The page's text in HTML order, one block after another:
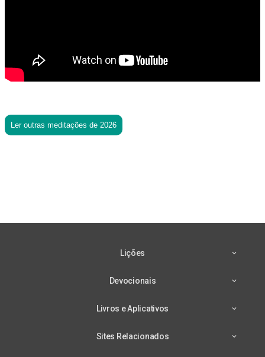
Ler outras meditações de 2026
Lições
Devocionais
Livros e Aplicativos
Sites Relacionados